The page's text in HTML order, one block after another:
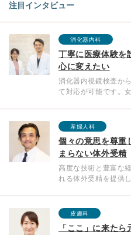
注目インタビュー
消化器内科
丁寧に医療体験を
心に変えたい
消化器内視鏡検査か
て対応が可能です。
産婦人科
個々の意思を尊重
まらない体外受精
高度な技術と豊富な
れる体外受精を提供
皮膚科
「ここ」に来た